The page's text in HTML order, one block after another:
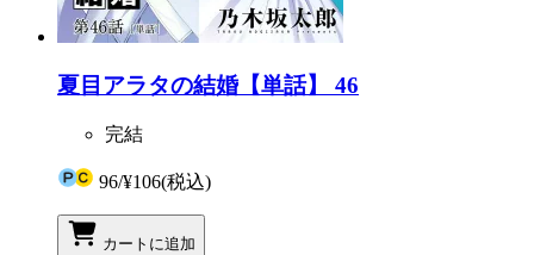
夏目アラタの結婚【単話】 46
完結
96/¥106(税込)
カートに追加